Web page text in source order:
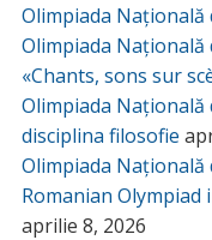
Olimpiada Națională
Olimpiada Națională
«Chants, sons sur
Olimpiada
disciplina filosofie
Olimpiada Națională
Romanian Olympiad
aprilie 8, 2026